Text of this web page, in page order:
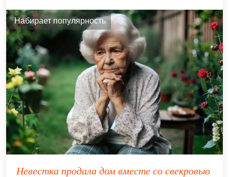
Набирает популярность
Невестка продала дом вместе со свекровью